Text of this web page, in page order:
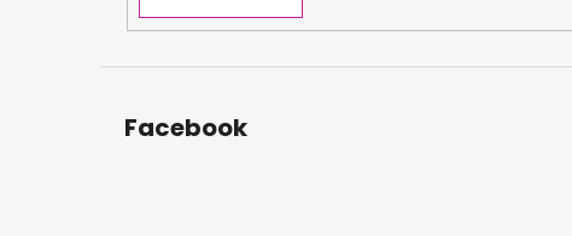
Facebook